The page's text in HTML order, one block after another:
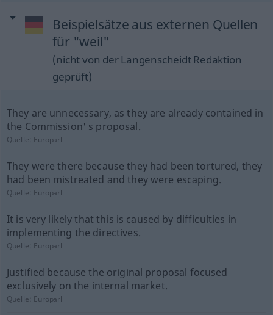
Beispielsätze aus externen Quellen
für "weil"
(nicht von der Langenscheidt Redaktion
geprüft)
They are unnecessary, as they are already contained in
the Commission' s proposal.
Quelle: Europarl
They were there because they had been tortured, they
had been mistreated and they were escaping.
Quelle: Europarl
It is very likely that this is caused by difficulties in
implementing the directives.
Quelle: Europarl
Justified because the original proposal focused
exclusively on the internal market.
Quelle: Europarl